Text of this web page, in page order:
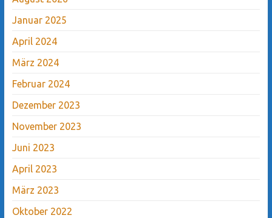
Januar 2025
April 2024
März 2024
Februar 2024
Dezember 2023
November 2023
Juni 2023
April 2023
März 2023
Oktober 2022